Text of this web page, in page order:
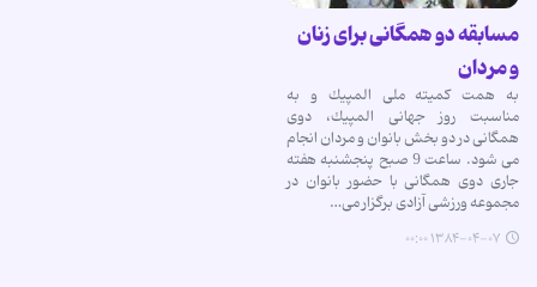
مسابقه دو همگانی برای زنان
و مردان
به همت كمیته ملی المپیك و به
مناسبت روز جهانی المپیك، دوی
همگانی در دو بخش بانوان و مردان انجام
می شود. ساعت 9 صبح پنجشنبه هفته
جاری دوی همگانی با حضور بانوان در
مجموعه ورزشی آزادی برگزار می…
۱۳۸۴-۰۴-۰۷ ۰۰:۰۰